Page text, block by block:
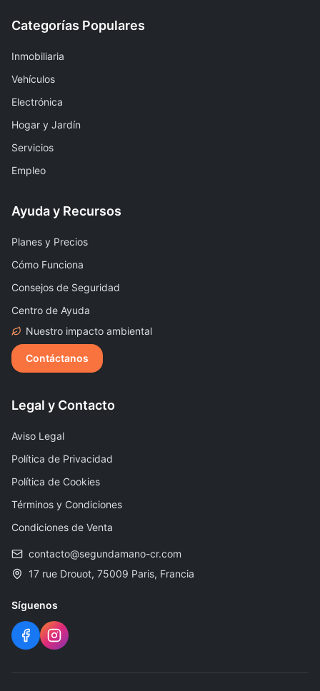
Categorías Populares
Inmobiliaria
Vehículos
Electrónica
Hogar y Jardín
Servicios
Empleo
Ayuda y Recursos
Planes y Precios
Cómo Funciona
Consejos de Seguridad
Centro de Ayuda
Nuestro impacto ambiental
Contáctanos
Legal y Contacto
Aviso Legal
Política de Privacidad
Política de Cookies
Términos y Condiciones
Condiciones de Venta
contacto@segundamano-cr.com
17 rue Drouot, 75009 Paris, Francia
Síguenos